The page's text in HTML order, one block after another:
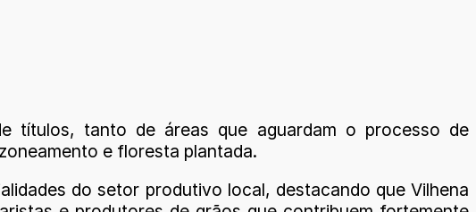
títulos, tanto de áreas que aguardam o processo de
e floresta plantada.
do setor produtivo local, destacando que Vilhena